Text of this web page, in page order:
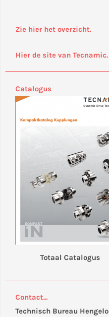
Zie hier het overzicht.
Hier de site van Tecnamic.
Catalogus
Totaal Catalogus
Contact...
Technisch Bureau Hengelo